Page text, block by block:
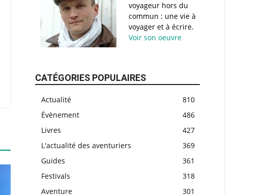
voyageur hors du
commun : une vie à
voyager et à écrire.
Voir son oeuvre
CATÉGORIES POPULAIRES
Actualité
810
Évènement
486
Livres
427
L'actualité des aventuriers
369
Guides
361
Festivals
318
Aventure
301